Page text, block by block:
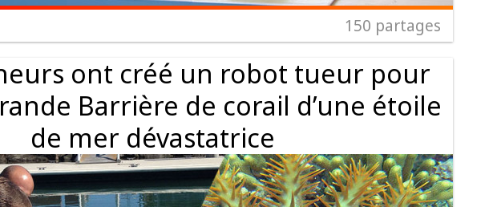
150 partages
ont créé un robot tueur pour
Barrière de corail d’une étoile
de mer dévastatrice